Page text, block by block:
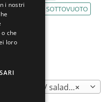
ristorazione
SOTTOVUOTO
×
/ saladette
i nostri
che
loro